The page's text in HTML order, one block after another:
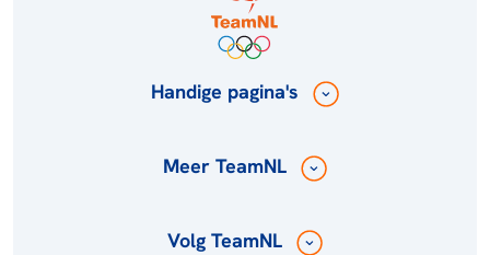
Handige pagina's
Meer TeamNL
Volg TeamNL